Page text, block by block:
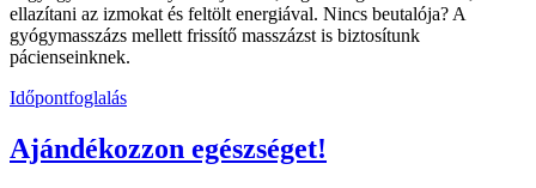
ellazítani az izmokat és feltölt energiával. Nincs beutalója? A
gyógymasszázs mellett frissítő masszázst is biztosítunk
pácienseinknek.
Időpontfoglalás
Ajándékozzon egészséget!